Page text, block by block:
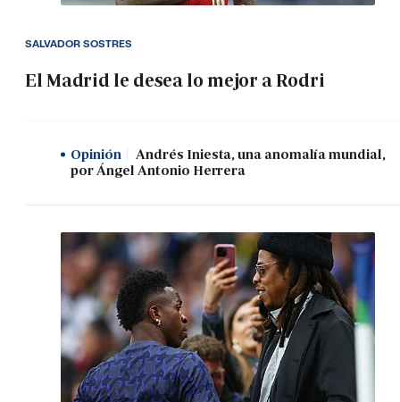
El Madrid le desea lo mejor a Rodri
SALVADOR SOSTRES
Opinión
Andrés Iniesta, una anomalía mundial,
por Ángel Antonio Herrera